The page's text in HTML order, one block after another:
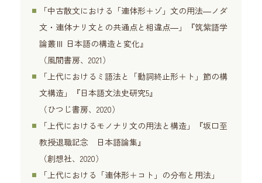
「中古散文における「連体形＋ゾ」文の用法―ノダ
文・連体ナリ文との共通点と相違点―」『筑紫語学
論叢Ⅲ 日本語の構造と変化』
（風間書房、2021）
「上代におけるミ語法と「動詞終止形＋ト」節の構
文構造」『日本語文法史研究5』
（ひつじ書房、2020）
「上代におけるモノナリ文の用法と構造」『坂口至
教授退職記念 日本語論集』
（創想社、2020）
「上代における「連体形＋コト」の分布と用法」